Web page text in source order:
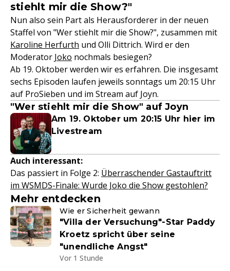
stiehlt mir die Show?"
Nun also sein Part als Herausforderer in der neuen
Staffel von "Wer stiehlt mir die Show?", zusammen mit
Karoline Herfurth und Olli Dittrich. Wird er den
Moderator Joko nochmals besiegen?
Ab 19. Oktober werden wir es erfahren. Die insgesamt
sechs Episoden laufen jeweils sonntags um 20:15 Uhr
auf ProSieben und im Stream auf Joyn.
"Wer stiehlt mir die Show" auf Joyn
Am 19. Oktober um 20:15 Uhr hier im
Livestream
Auch interessant:
Das passiert in Folge 2: Überraschender Gastauftritt
im WSMDS-Finale: Wurde Joko die Show gestohlen?
Mehr entdecken
Wie er Sicherheit gewann
"Villa der Versuchung"-Star Paddy
Kroetz spricht über seine
"unendliche Angst"
Vor 1 Stunde